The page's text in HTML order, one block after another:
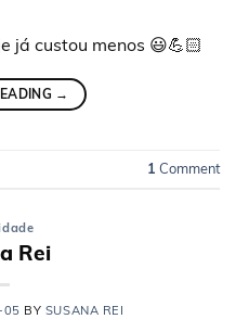
já custou menos 😃💪🏻
→
1 Comment
Rei
05 BY SUSANA REI